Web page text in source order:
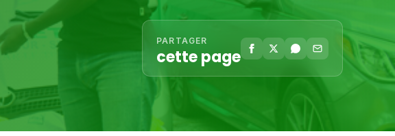
PARTAGER
cette page